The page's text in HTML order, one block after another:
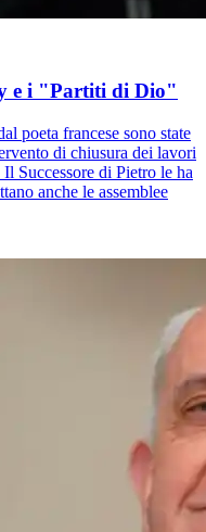
e i "Partiti di Dio"
poeta francese sono state
di chiusura dei lavori
Successore di Pietro le ha
anche le assemblee